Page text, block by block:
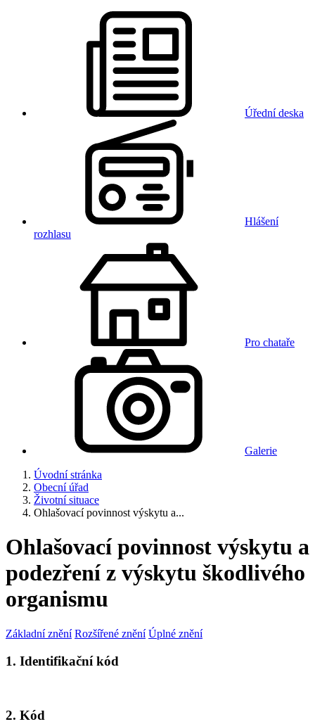
Úřední deska
Hlášení
rozhlasu
Pro chataře
Galerie
Úvodní stránka
Obecní úřad
Životní situace
Ohlašovací povinnost výskytu a...
Ohlašovací povinnost výskytu a
podezření z výskytu škodlivého
organismu
Základní znění Rozšířené znění Úplné znění
1. Identifikační kód
2. Kód